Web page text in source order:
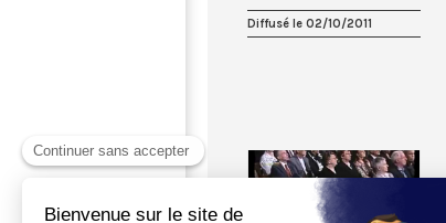
Diffusé le 02/10/2011